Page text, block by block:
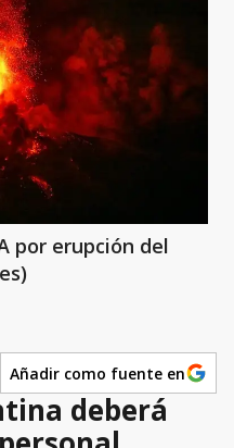
por erupción del
Añadir como fuente en
deberá